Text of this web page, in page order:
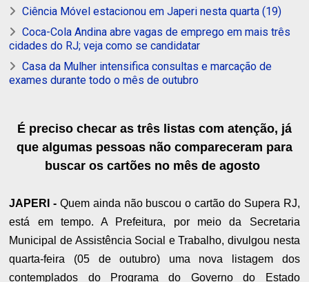
Ciência Móvel estacionou em Japeri nesta quarta (19)
Coca-Cola Andina abre vagas de emprego em mais três
cidades do RJ; veja como se candidatar
Casa da Mulher intensifica consultas e marcação de
exames durante todo o mês de outubro
É preciso checar as três listas com atenção, já
que algumas pessoas não compareceram para
buscar os cartões no mês de agosto
JAPERI -Quem ainda não buscou o cartão do Supera RJ,
está em tempo. A Prefeitura, por meio da Secretaria
Municipal de Assistência Social e Trabalho, divulgou nesta
quarta-feira (05 de outubro) uma nova listagem dos
contemplados do Programa do Governo do Estado